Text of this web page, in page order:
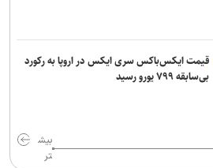
قیمت ایکس‌باکس سری ایکس در اروپا به رکورد
بی‌سابقه ۷۹۹ یورو رسید
بیش
تر